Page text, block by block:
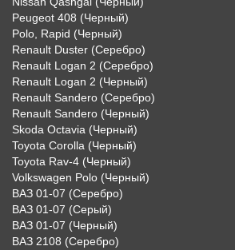
Peugeot 408 (Черный)
Polo, Rapid (Черный)
Renault Duster (Серебро)
Renault Logan 2 (Серебро)
Renault Logan 2 (Черный)
Renault Sandero (Серебро)
Renault Sandero (Черный)
Skoda Octavia (Черный)
Toyota Corolla (Черный)
Toyota Rav-4 (Черный)
Volkswagen Polo (Черный)
ВАЗ 01-07 (Серебро)
ВАЗ 01-07 (Серый)
ВАЗ 01-07 (Черный)
ВАЗ 2108 (Серебро)